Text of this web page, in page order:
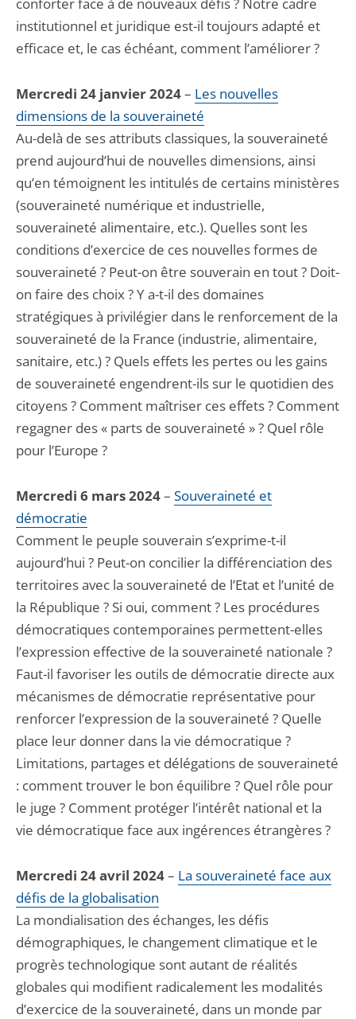
institutionnel et juridique est-il toujours adapté et
efficace et, le cas échéant, comment l’améliorer ?
Mercredi 24 janvier 2024– Les nouvelles
dimensions de la souveraineté
Au-delà de ses attributs classiques, la souveraineté
prend aujourd’hui de nouvelles dimensions, ainsi
qu’en témoignent les intitulés de certains ministères
(souveraineté numérique et industrielle,
souveraineté alimentaire, etc.). Quelles sont les
conditions d’exercice de ces nouvelles formes de
souveraineté ? Peut-on être souverain en tout ? Doit-
on faire des choix ? Y a-t-il des domaines
stratégiques à privilégier dans le renforcement de la
souveraineté de la France (industrie, alimentaire,
sanitaire, etc.) ? Quels effets les pertes ou les gains
de souveraineté engendrent-ils sur le quotidien des
citoyens ? Comment maîtriser ces effets ? Comment
regagner des « parts de souveraineté » ? Quel rôle
pour l’Europe ?
Mercredi 6 mars 2024– Souveraineté et
démocratie
Comment le peuple souverain s’exprime-t-il
aujourd’hui ? Peut-on concilier la différenciation des
territoires avec la souveraineté de l’Etat et l’unité de
la République ? Si oui, comment ? Les procédures
démocratiques contemporaines permettent-elles
l’expression effective de la souveraineté nationale ?
Faut-il favoriser les outils de démocratie directe aux
mécanismes de démocratie représentative pour
renforcer l’expression de la souveraineté ? Quelle
place leur donner dans la vie démocratique ?
Limitations, partages et délégations de souveraineté
: comment trouver le bon équilibre ? Quel rôle pour
le juge ? Comment protéger l’intérêt national et la
vie démocratique face aux ingérences étrangères ?
Mercredi 24 avril 2024– La souveraineté face aux
défis de la globalisation
La mondialisation des échanges, les défis
démographiques, le changement climatique et le
progrès technologique sont autant de réalités
globales qui modifient radicalement les modalités
d’exercice de la souveraineté, dans un monde par